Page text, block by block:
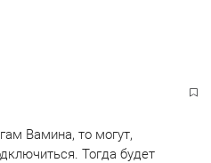
Вамина, то могут,
Тогда будет